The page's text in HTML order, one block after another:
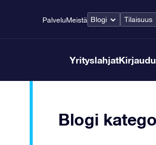
PalveluMeistä Blogi Tilaisuus
Yrityslahjat
Blogi